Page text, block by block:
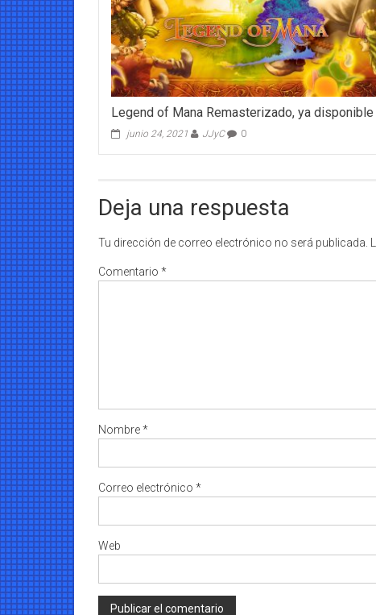
Legend of Mana Remasterizado, ya disponible
junio 24, 2021 JJyC 0
Deja una respuesta
Tu dirección de correo electrónico no será publicada.
Comentario *
Nombre*
Correo electrónico *
Web